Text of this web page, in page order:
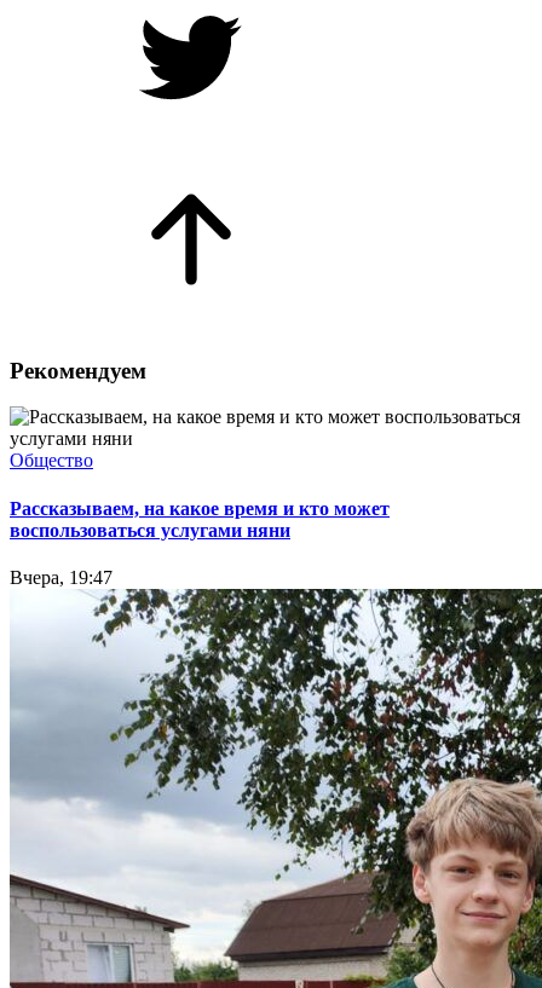
Рекомендуем
Общество
Рассказываем, на какое время и кто может
воспользоваться услугами няни
Вчера, 19:47